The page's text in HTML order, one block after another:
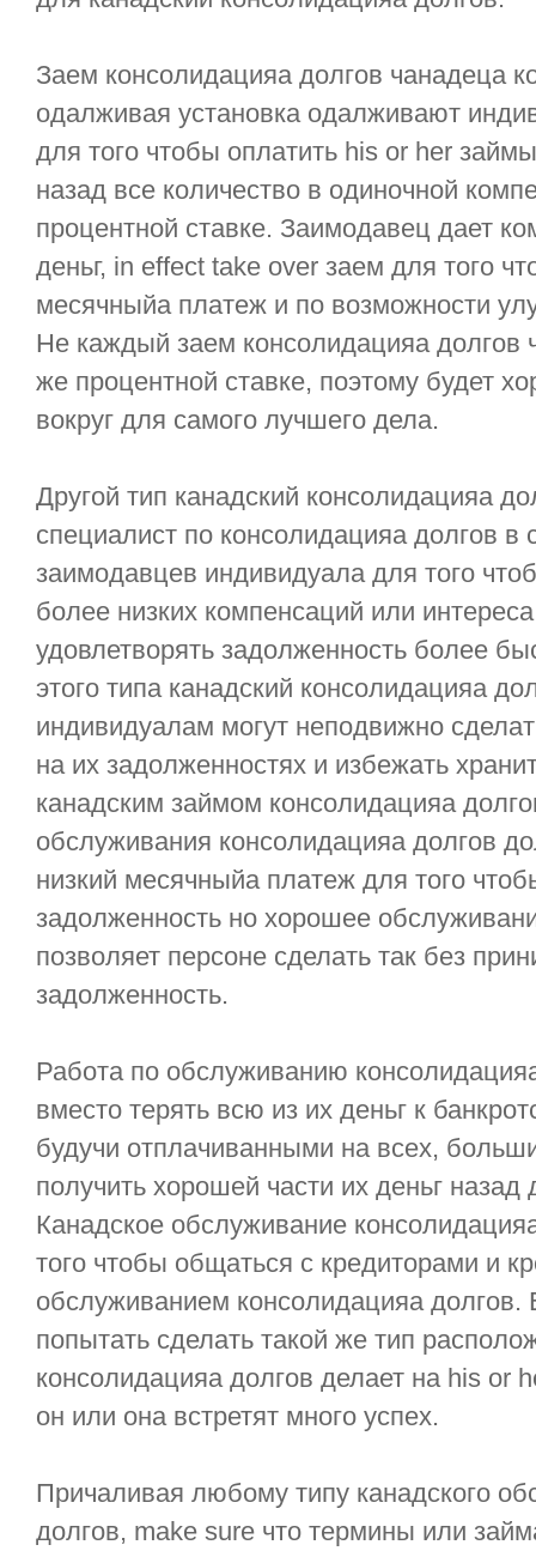
Заем консолидацияа долгов чанадеца
одалживая установка одалживают
для того чтобы оплатить his or her
назад все количество в одиночной
процентной ставке. Заимодавец дает
деньг, in effect take over заем для того
месячныйа платеж и по возможности
Не каждый заем консолидацияа долгов
же процентной ставке, поэтому будет
вокруг для самого лучшего дела.
Другой тип канадский консолидацияа
специалист по консолидацияа долгов в
заимодавцев индивидуала для того
более низких компенсаций или
удовлетворять задолженность более
этого типа канадский консолидацияа
индивидуалам могут неподвижно
на их задолженностях и избежать
канадским займом консолидацияа
обслуживания консолидацияа долгов
низкий месячныйа платеж для того
задолженность но хорошее
позволяет персоне сделать так без
задолженность.
Работа по обслуживанию
вместо терять всю из их деньг к
будучи отплачиванными на всех,
получить хорошей части их деньг
Канадское обслуживание
того чтобы общаться с кредиторами и
обслуживанием консолидацияа
попытать сделать такой же тип
консолидацияа долгов делает на his or
он или она встретят много успех.
Причаливая любому типу канадского
долгов, make sure что термины или